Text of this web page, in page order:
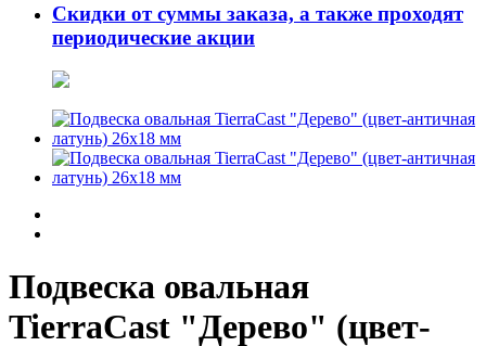
Скидки от суммы заказа, а также проходят
периодические акции
Подвеска овальная
TierraCast "Дерево" (цвет-